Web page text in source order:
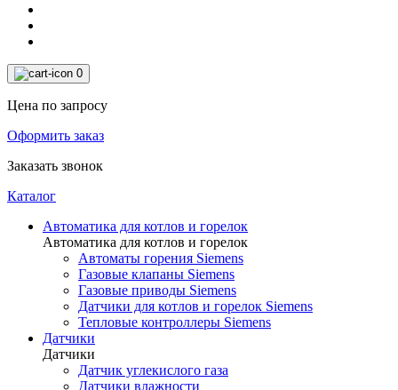
0
Цена по запросу
Оформить заказ
Заказать звонок
Каталог
Автоматика для котлов и горелок
Автоматика для котлов и горелок
Автоматы горения Siemens
Газовые клапаны Siemens
Газовые приводы Siemens
Датчики для котлов и горелок Siemens
Тепловые контроллеры Siemens
Датчики
Датчики
Датчик углекислого газа
Датчики влажности